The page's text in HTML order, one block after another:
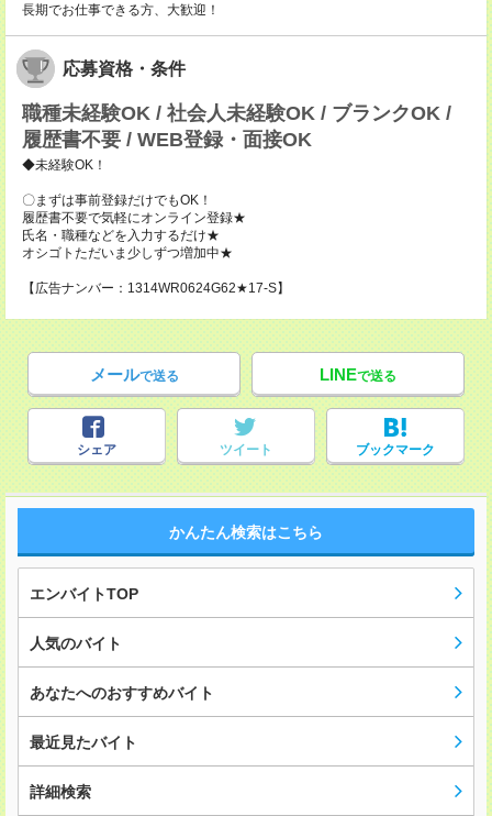
長期でお仕事できる方、大歓迎！
応募資格・条件
職種未経験OK / 社会人未経験OK / ブランクOK /
履歴書不要 / WEB登録・面接OK
◆未経験OK！
〇まずは事前登録だけでもOK！
履歴書不要で気軽にオンライン登録★
氏名・職種などを入力するだけ★
オシゴトただいま少しずつ増加中★
【広告ナンバー：1314WR0624G62★17-S】
メールで送る LINEで送る
シェア ツイート ブックマーク
かんたん検索はこちら
エンバイトTOP
人気のバイト
あなたへのおすすめバイト
最近見たバイト
詳細検索